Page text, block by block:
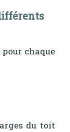
chaque
du toit